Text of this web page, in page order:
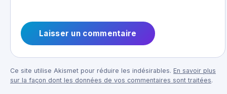
Ce site utilise Akismet pour réduire les indésirables. En savoir plus
sur la façon dont les données de vos commentaires sont traitées.